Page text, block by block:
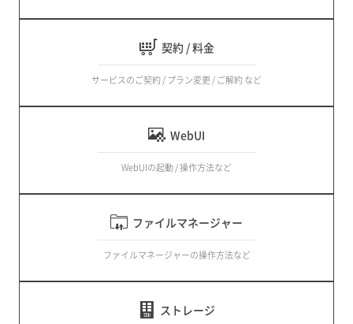
契約 / 料金
サービスのご契約 / プラン変更 / ご解約 など
WebUI
WebUIの起動 / 操作方法など
ファイルマネージャー
ファイルマネージャーの操作方法など
ストレージ